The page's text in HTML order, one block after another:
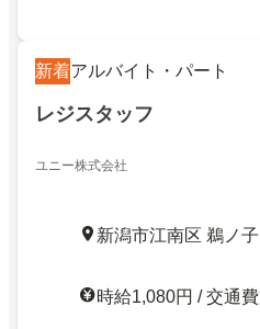
新着アルバイト・パート
レジスタッフ
ユニー株式会社
新潟市江南区 鵜ノ
時給1,080円 / 交通